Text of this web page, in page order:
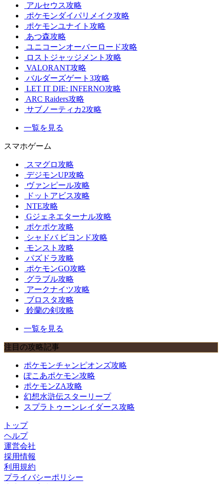
アルセウス攻略
ポケモンダイパリメイク攻略
ポケモンユナイト攻略
あつ森攻略
ユニコーンオーバーロード攻略
ロストジャッジメント攻略
VALORANT攻略
バルダーズゲート3攻略
LET IT DIE: INFERNO攻略
ARC Raiders攻略
サブノーティカ2攻略
一覧を見る
スマホゲーム
スマグロ攻略
デジモンUP攻略
ヴァンピール攻略
ドットアビス攻略
NTE攻略
Gジェネエターナル攻略
ポケポケ攻略
シャドバ ビヨンド攻略
モンスト攻略
パズドラ攻略
ポケモンGO攻略
グラブル攻略
アークナイツ攻略
ブロスタ攻略
鈴蘭の剣攻略
一覧を見る
注目の攻略記事
ポケモンチャンピオンズ攻略
ぽこあポケモン攻略
ポケモンZA攻略
幻想水滸伝スターリープ
スプラトゥーンレイダース攻略
トップ
ヘルプ
運営会社
採用情報
利用規約
プライバシーポリシー